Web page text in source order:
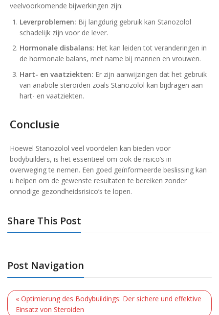
veelvoorkomende bijwerkingen zijn:
Leverproblemen: Bij langdurig gebruik kan Stanozolol
schadelijk zijn voor de lever.
Hormonale disbalans: Het kan leiden tot veranderingen in
de hormonale balans, met name bij mannen en vrouwen.
Hart- en vaatziekten: Er zijn aanwijzingen dat het gebruik
van anabole steroïden zoals Stanozolol kan bijdragen aan
hart- en vaatziekten.
Conclusie
Hoewel Stanozolol veel voordelen kan bieden voor
bodybuilders, is het essentieel om ook de risico’s in
overweging te nemen. Een goed geïnformeerde beslissing kan
u helpen om de gewenste resultaten te bereiken zonder
onnodige gezondheidsrisico’s te lopen.
Share This Post
Post Navigation
« Optimierung des Bodybuildings: Der sichere und effektive
Einsatz von Steroiden